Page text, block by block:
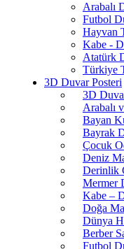
Arabalı
Futbol
Hayvan
Kabe -
Atatürk
Türkiye
3D Duvar Posteri
3D
Arabalı
Bayan
Bayrak
Çocuk
Deniz
Derinlik
Mermer
Kabe –
Doğa
Dünya
Berber
Futbol